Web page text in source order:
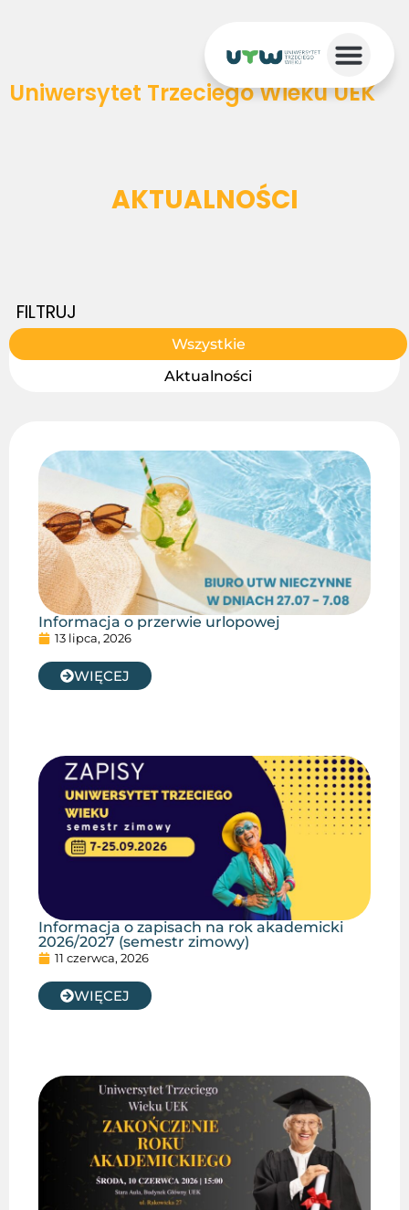
Uniwersytet Trzeciego Wieku UEK
AKTUALNOŚCI
FILTRUJ
Aktualności
Wszystkie
Informacja o przerwie urlopowej
13 lipca, 2026
WIĘCEJ
Informacja o zapisach na rok akademicki
2026/2027 (semestr zimowy)
11 czerwca, 2026
WIĘCEJ